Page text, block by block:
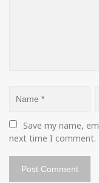
Save my name,
next time I comment.